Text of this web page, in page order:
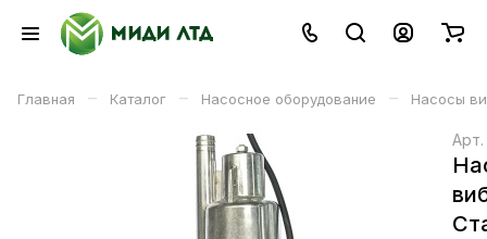
Главная – Каталог – Насосное оборудование – Насосы
Арт.